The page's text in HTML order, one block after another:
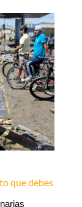
que debes